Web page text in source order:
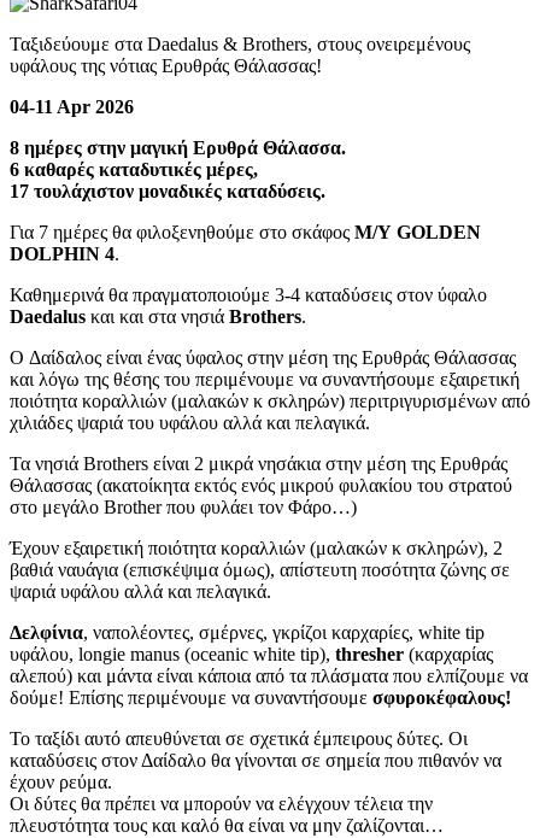
Ταξιδεύουμε στα Daedalus & Brothers, στους ονειρεμένους
υφάλους της νότιας Eρυθράς Θάλασσας!
04-11 Apr 2026
8 ημέρες στην μαγική Ερυθρά Θάλασσα.
6 καθαρές καταδυτικές μέρες,
17 τουλάχιστον μοναδικές καταδύσεις.
Για 7 ημέρες θα φιλοξενηθούμε στο σκάφος Μ/Υ GOLDEN
DOLPHIN 4.
Καθημερινά θα πραγματοποιούμε 3-4 καταδύσεις στον ύφαλο
Daedalus και και στα νησιά Brothers.
O Δαίδαλος είναι ένας ύφαλος στην μέση της Ερυθράς Θάλασσας
και λόγω της θέσης του περιμένουμε να συναντήσουμε εξαιρετική
ποιότητα κοραλλιών (μαλακών κ σκληρών) περιτριγυρισμένων από
χιλιάδες ψαριά του υφάλου αλλά και πελαγικά.
Τα νησιά Βrothers είναι 2 μικρά νησάκια στην μέση της Ερυθράς
Θάλασσας (ακατοίκητα εκτός ενός μικρού φυλακίου του στρατού
στο μεγάλο Brother που φυλάει τον Φάρο…)
Έχουν εξαιρετική ποιότητα κοραλλιών (μαλακών κ σκληρών), 2
βαθιά ναυάγια (επισκέψιμα όμως), απίστευτη ποσότητα ζώνης σε
ψαριά υφάλου αλλά και πελαγικά.
Δελφίνια, ναπολέοντες, σμέρνες, γκρίζοι καρχαρίες, white tip
υφάλου, longie manus (oceanic white tip), thresher (καρχαρίας
αλεπού) και μάντα είναι κάποια από τα πλάσματα που ελπίζουμε να
δούμε! Επίσης περιμένουμε να συναντήσουμε σφυροκέφαλους!
Το ταξίδι αυτό απευθύνεται σε σχετικά έμπειρους δύτες. Οι
καταδύσεις στον Δαίδαλο θα γίνονται σε σημεία που πιθανόν να
έχουν ρεύμα.
Οι δύτες θα πρέπει να μπορούν να ελέγχουν τέλεια την
πλευστότητα τους και καλό θα είναι να μην ζαλίζονται…